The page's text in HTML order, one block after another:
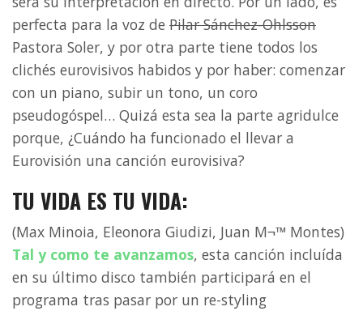
perfecta para la voz de Pilar Sánchez-Ohlsson
Pastora Soler, y por otra parte tiene todos los
clichés eurovisivos habidos y por haber: comenzar
con un piano, subir un tono, un coro
pseudogóspel… Quizá esta sea la parte agridulce
porque, ¿Cuándo ha funcionado el llevar a
Eurovisión una canción eurovisiva?
TU VIDA ES TU VIDA:
(Max Minoia, Eleonora Giudizi, Juan M¬™ Montes)
Tal y como te avanzamos, esta canción incluída
en su último disco también participará en el
programa tras pasar por un re-styling